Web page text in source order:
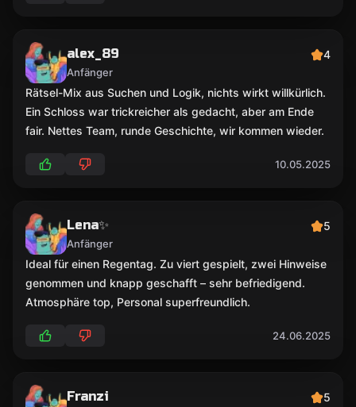
alex_89
Anfänger
4
Rätsel-Mix aus Suchen und Logik, nichts wirkt willkürlich.
Ein Schloss war trickreicher als gedacht, aber am Ende
fair. Nettes Team, runde Geschichte, wir kommen wieder.
10.05.2025
Lena✨
Anfänger
5
Ideal für einen Regentag. Zu viert gespielt, zwei Hinweise
genommen und knapp geschafft – sehr befriedigend.
Atmosphäre top, Personal superfreundlich.
24.06.2025
Franzi 5